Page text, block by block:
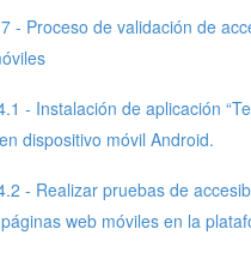
- Proceso de validación de
- Instalación de aplicación
dispositivo móvil Android.
- Realizar pruebas de
web móviles en la